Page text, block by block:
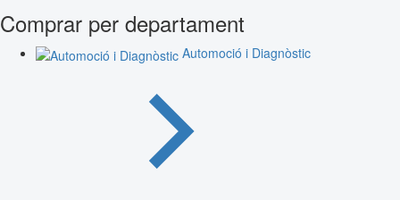
Comprar per departament
Automoció i Diagnòstic